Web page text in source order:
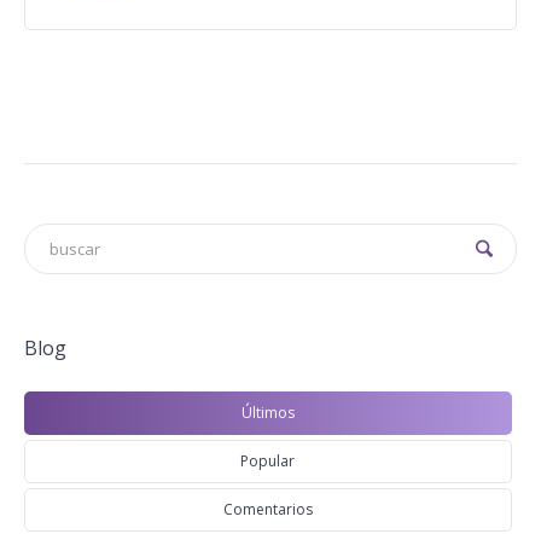
Blog
Últimos
Popular
Comentarios